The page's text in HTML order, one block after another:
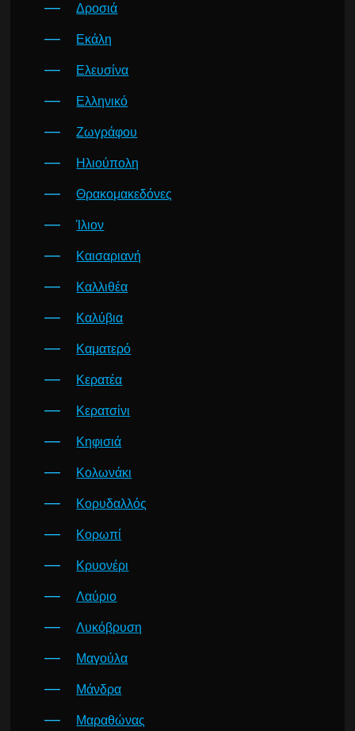
Δροσιά
Εκάλη
Ελευσίνα
Ελληνικό
Ζωγράφου
Ηλιούπολη
Θρακομακεδόνες
Ίλιον
Καισαριανή
Καλλιθέα
Καλύβια
Καματερό
Κερατέα
Κερατσίνι
Κηφισιά
Κολωνάκι
Κορυδαλλός
Κορωπί
Κρυονέρι
Λαύριο
Λυκόβρυση
Μαγούλα
Μάνδρα
Μαραθώνας